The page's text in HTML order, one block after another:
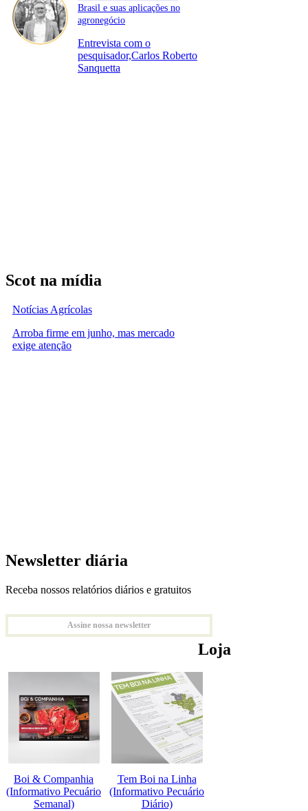
Brasil e suas aplicações no
agronegócio
Entrevista com o
pesquisador,Carlos Roberto
Sanquetta
Scot na mídia
Notícias Agrícolas
Arroba firme em junho, mas mercado
exige atenção
Newsletter diária
Receba nossos relatórios diários e gratuitos
Assine nossa newsletter
Loja
Boi & Companhia
(Informativo Pecuário
Semanal)
Tem Boi na Linha
(Informativo Pecuário
Diário)